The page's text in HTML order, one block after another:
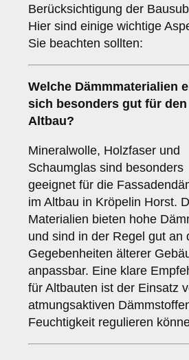
Berücksichtigung der
Hier sind einige wichtige
Sie beachten sollten:
Welche Dämmmaterialien
sich besonders gut für den
Altbau?
Mineralwolle, Holzfaser und
Schaumglas sind besonders
geeignet für die
im Altbau in Kröpelin Horst.
Materialien bieten hohe
und sind in der Regel gut an
Gegebenheiten älterer
anpassbar. Eine klare
für Altbauten ist der Einsatz
atmungsaktiven
Feuchtigkeit regulieren